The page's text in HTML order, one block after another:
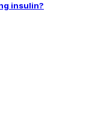
insulin?